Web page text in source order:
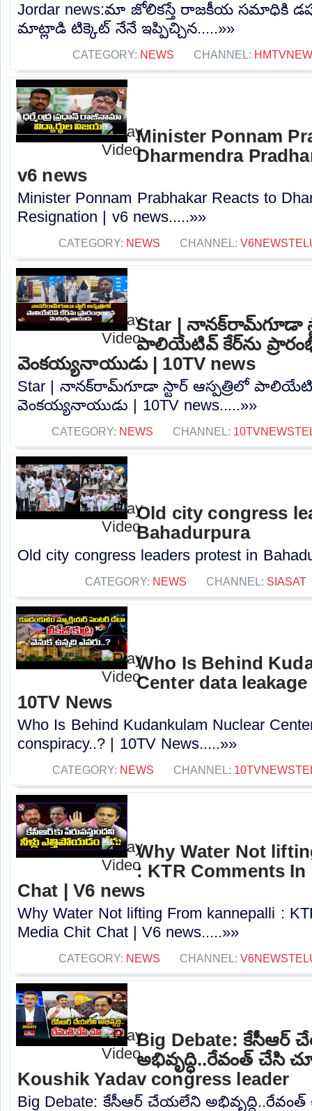
Jordar news:మా జోలికస్తే రాజకీయ సమాధికి
మాట్లాడి టిక్కెట్ నేనే ఇప్పిచ్చిన.....»»
CATEGORY: NEWS CHANNEL:
Minister Ponnam
Dharmendra
v6 news
Minister Ponnam Prabhakar Reacts to
Resignation | v6 news.....»»
CATEGORY: NEWS CHANNEL:
Star | నానక్‌రామ్‌గూడా
పాలియేటివ్ కేర్‌ను
వెంకయ్యనాయుడు | 10TV news
Star | నానక్‌రామ్‌గూడా స్టార్ ఆస్పత్రిలో
వెంకయ్యనాయుడు | 10TV news.....»»
CATEGORY: NEWS CHANNEL:
Old city congress
Bahadurpura
Old city congress leaders protest in
CATEGORY: NEWS CHANNEL: SIASAT
Who Is Behind
Center data
10TV News
Who Is Behind Kudankulam Nuclear
conspiracy..? | 10TV News.....»»
CATEGORY: NEWS CHANNEL:
Why Water Not
: KTR Comments
Chat | V6 news
Why Water Not lifting From kannepalli :
Media Chit Chat | V6 news.....»»
CATEGORY: NEWS CHANNEL:
Big Debate: కేసీఆర్
అభివృద్ధి..రేవంత్ చేసి
Koushik Yadav congress leader
Big Debate: కేసీఆర్ చేయలేని అభివృద్ధి..రేవంత్